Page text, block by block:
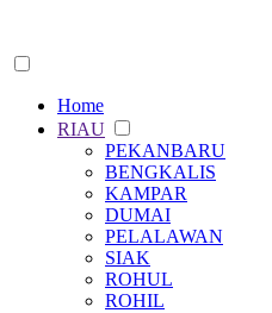
Home
RIAU
PEKANBARU
BENGKALIS
KAMPAR
DUMAI
PELALAWAN
SIAK
ROHUL
ROHIL